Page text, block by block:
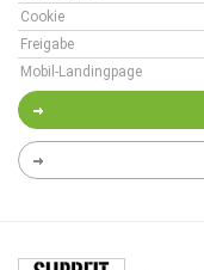
Cookie
Freigabe
Mobil-Landingpage